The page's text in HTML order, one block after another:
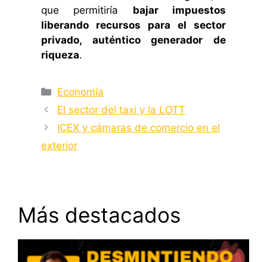
que permitiría bajar impuestos
liberando recursos para el sector
privado, auténtico generador de
riqueza.
Categorías
Economía
El sector del taxi y la LOTT
ICEX y cámaras de comercio en el
exterior
Más destacados